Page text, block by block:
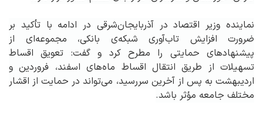
نماینده وزیر اقتصاد در آذربایجان‌شرقی در ادامه با تأکید بر
ضرورت افزایش تاب‌آوری شبکه‌ی بانکی، مجموعه‌ای از
پیشنهادهای حمایتی را مطرح کرد و گفت: تعویق اقساط
تسهیلات از طریق انتقال اقساط ماه‌های اسفند، فروردین و
اردیبهشت به پس از آخرین سررسید، می‌تواند در حمایت از اقشار
مختلف جامعه مؤثر باشد.